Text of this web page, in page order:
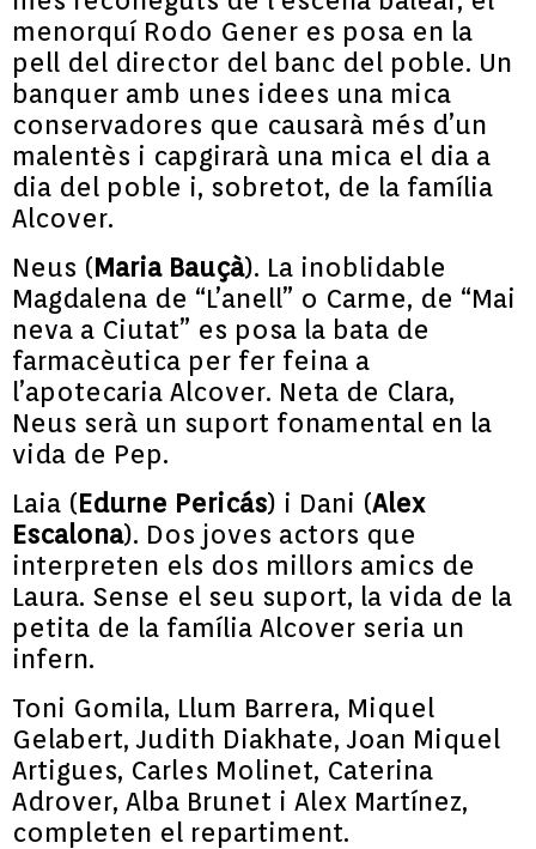
menorquí Rodo Gener es posa en la
pell del director del banc del poble. Un
banquer amb unes idees una mica
conservadores que causarà més d’un
malentès i capgirarà una mica el dia a
dia del poble i, sobretot, de la família
Alcover.
Neus (Maria Bauçà). La inoblidable
Magdalena de “L’anell” o Carme, de “Mai
neva a Ciutat” es posa la bata de
farmacèutica per fer feina a
l’apotecaria Alcover. Neta de Clara,
Neus serà un suport fonamental en la
vida de Pep.
Laia (Edurne Pericás) i Dani (Alex
Escalona). Dos joves actors que
interpreten els dos millors amics de
Laura. Sense el seu suport, la vida de la
petita de la família Alcover seria un
infern.
Toni Gomila, Llum Barrera, Miquel
Gelabert, Judith Diakhate, Joan Miquel
Artigues, Carles Molinet, Caterina
Adrover, Alba Brunet i Alex Martínez,
completen el repartiment.